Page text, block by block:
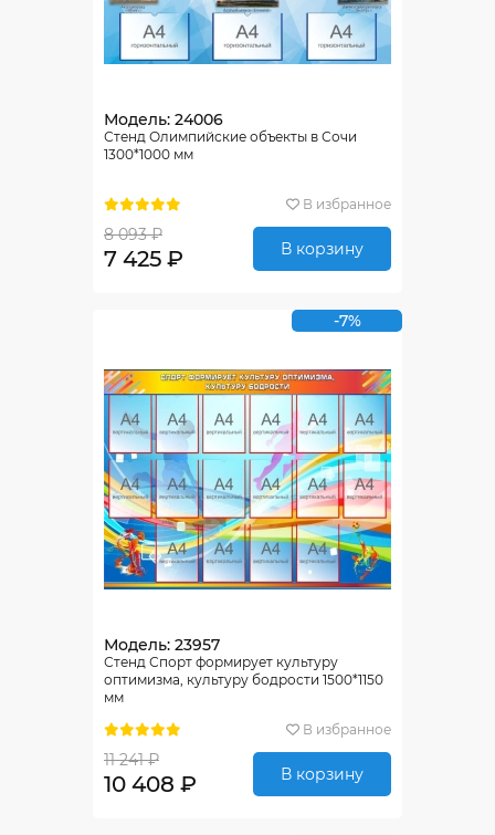
Модель: 24006
Стенд Олимпийские объекты в Сочи
1300*1000 мм
В избранное
8 093 ₽
7 425 ₽ В корзину
-7%
Модель: 23957
Стенд Спорт формирует культуру
оптимизма, культуру бодрости 1500*1150
мм
В избранное
11 241 ₽
10 408 ₽ В корзину